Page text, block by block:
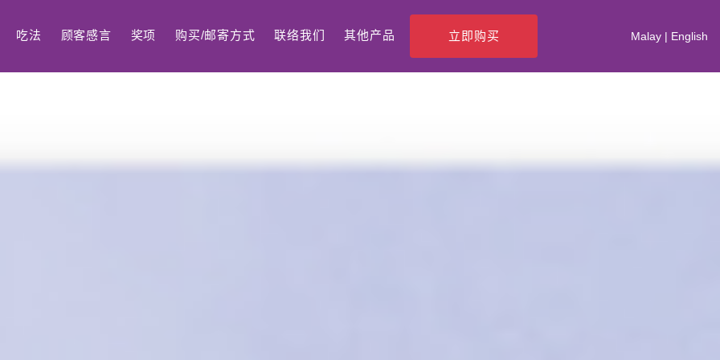
吃法 顾客感言 奖项 购买/邮寄方式 联络我们 其他产品 立即购买 Malay | English